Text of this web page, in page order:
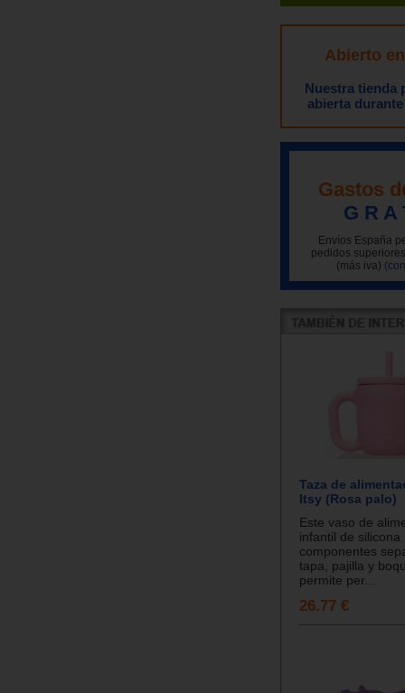
Abierto
Nuestra tienda
abierta
Gastos
G R A
Envíos España
pedidos
(más iva)
Taza de
Itsy (Rosa palo)
Este vaso de
infantil de silicona
componentes
tapa, pajilla y
permite per...
26.77 €